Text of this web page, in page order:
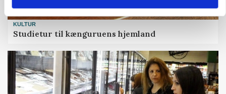
KULTUR
Studietur til kænguruens hjemland